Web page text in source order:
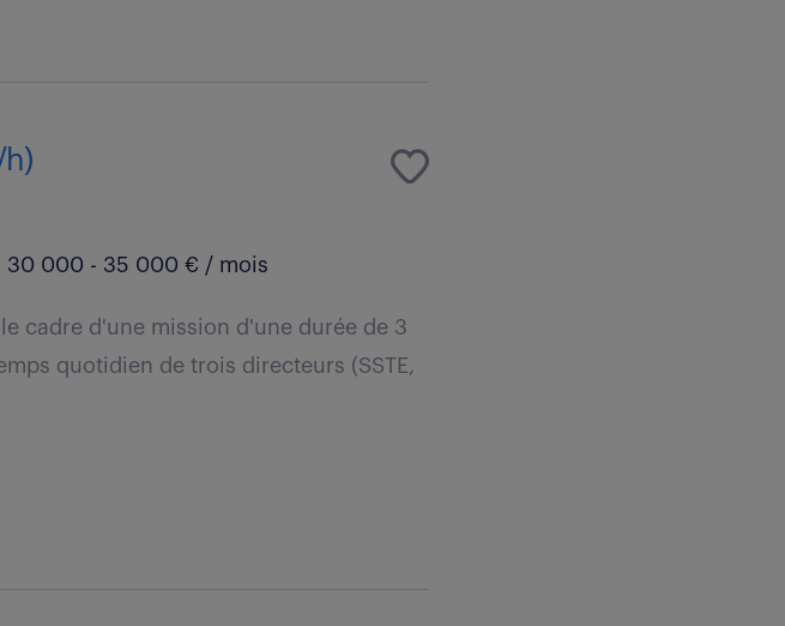
30 000 - 35 000 € / mois
cadre d'une mission d'une durée de 3
quotidien de trois directeurs (SSTE,